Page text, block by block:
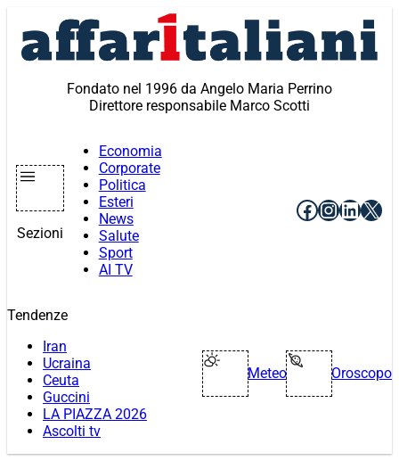
contenuto
Fondato nel 1996 da Angelo Maria Perrino
Direttore responsabile Marco Scotti
Sezioni
Economia
Corporate
Politica
Esteri
News
Salute
Sport
AI TV
Facebook
X
Tendenze
Iran
Ucraina
Ceuta
Guccini
LA PIAZZA 2026
Ascolti tv
Meteo Oroscopo